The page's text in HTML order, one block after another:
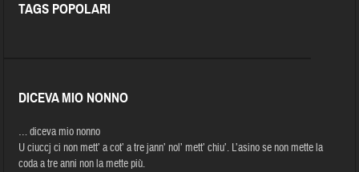
TAGS POPOLARI
DICEVA MIO NONNO
… diceva mio nonno
U ciuccj ci non mett’ a cot’ a tre jann’ nol’ mett’ chiu’. L’asino se non mette la
coda a tre anni non la mette più.